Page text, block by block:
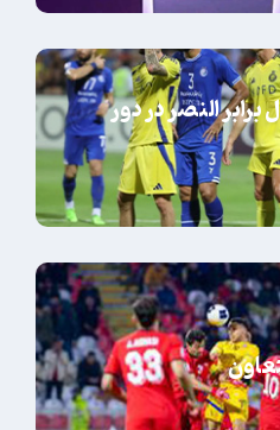
النصر در دور